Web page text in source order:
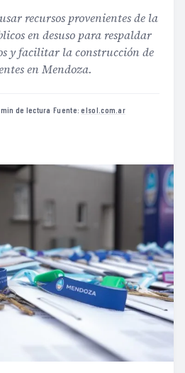
recursos provenientes de la
en desuso para respaldar
y facilitar la construcción de
en Mendoza.
de lectura ·Fuente:elsol.com.ar